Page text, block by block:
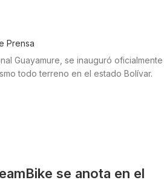
Prensa
Guayamure, se inauguró oficialmente
todo terreno en el estado Bolívar.
se anota en el